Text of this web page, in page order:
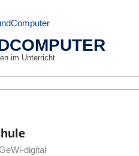
im Unterricht
digital